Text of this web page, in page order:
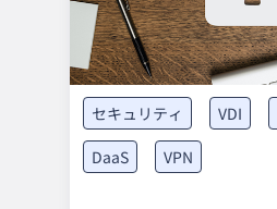
セキュリティ VDI
DaaS
VPN